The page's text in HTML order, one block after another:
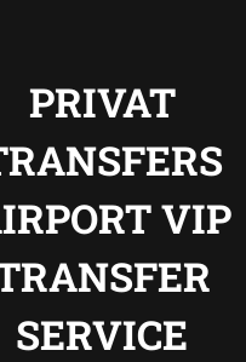
PRIVAT
VIP
SERVICE